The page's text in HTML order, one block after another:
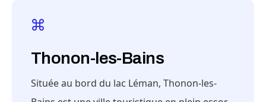
Thonon-les-Bains
Située au bord du lac Léman, Thonon-les-